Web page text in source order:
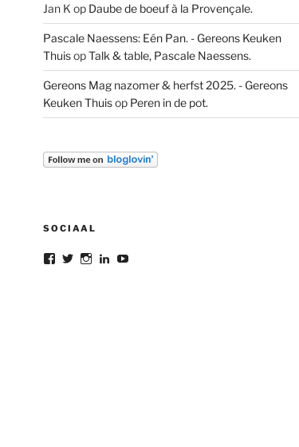
Jan K op Daube de boeuf à la Provençale.
Pascale Naessens: Eén Pan. - Gereons Keuken
ThuisopTalk & table, Pascale Naessens.
Gereons Mag nazomer & herfst 2025. - Gereons
Keuken Thuisop Peren in de pot.
SOCIAAL
BekijkBekijkBekijkBekijkBekijk